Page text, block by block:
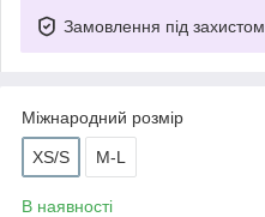
Замовлення під захистом
Міжнародний розмір
XS/S M-L
В наявності